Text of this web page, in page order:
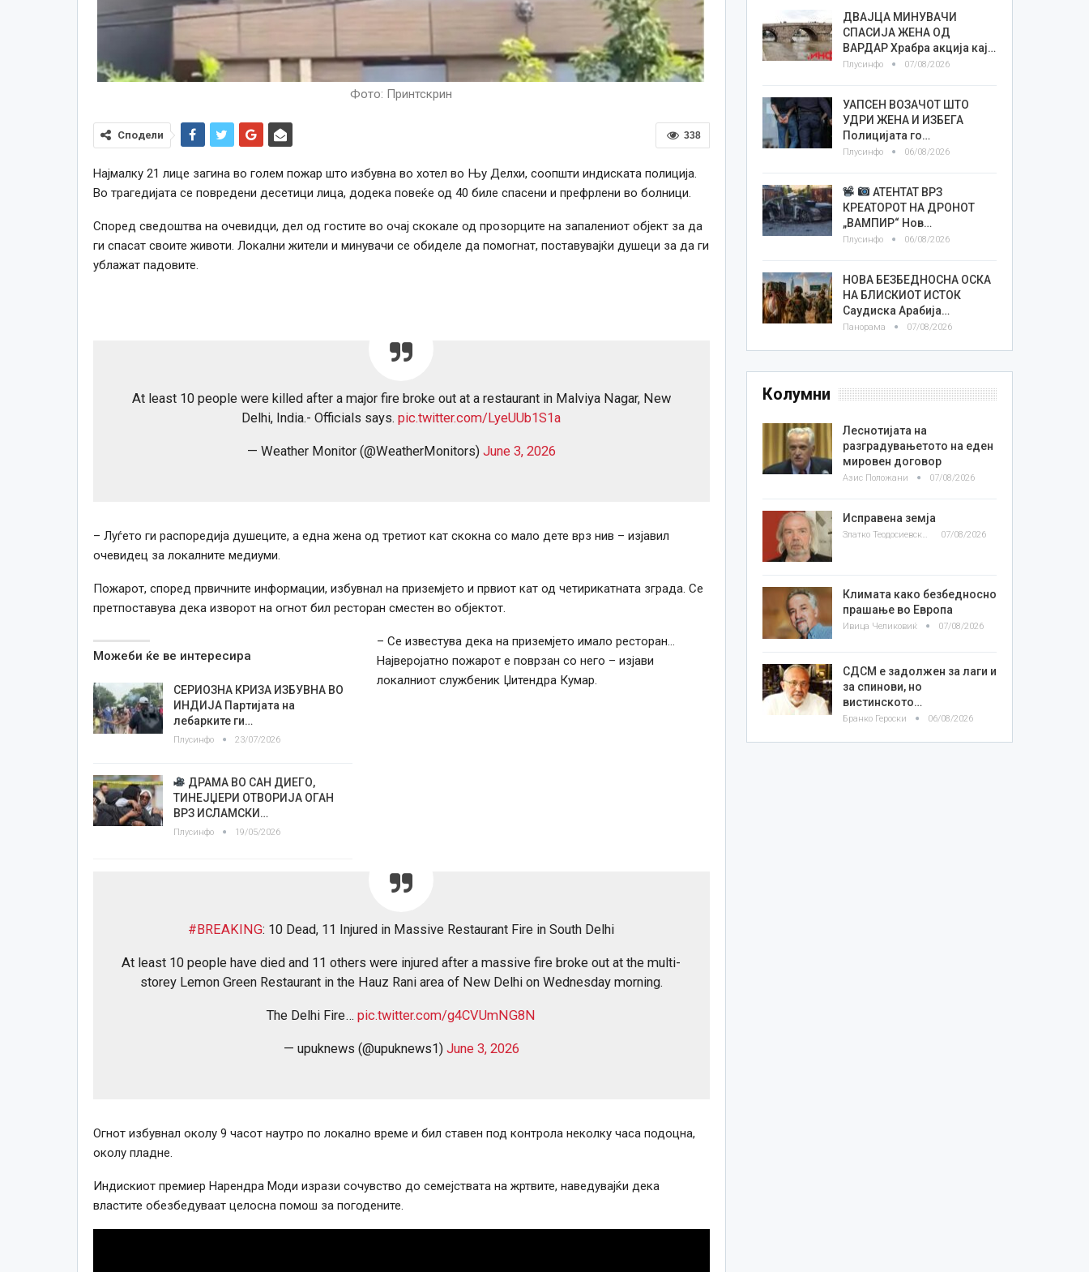
Фото: Принтскрин
338
Сподели
Најмалку 21 лице загина во голем пожар што избувна во хотел во Њу Делхи, соопшти индиската полиција.
Во трагедијата се повредени десетици лица, додека повеќе од 40 биле спасени и префрлени во болници.
Според сведоштва на очевидци, дел од гостите во очај скокале од прозорците на запалениот објект за да
ги спасат своите животи. Локални жители и минувачи се обиделе да помогнат, поставувајќи душеци за да ги
ублажат падовите.
At least 10 people were killed after a major fire broke out at a restaurant in Malviya Nagar, New
Delhi, India.- Officials says. pic.twitter.com/LyeUUb1S1a
— Weather Monitor (@WeatherMonitors) June 3, 2026
– Луѓето ги распоредија душеците, а една жена од третиот кат скокна со мало дете врз нив – изјавил
очевидец за локалните медиуми.
Пожарот, според првичните информации, избувнал на приземјето и првиот кат од четирикатната зграда. Се
претпоставува дека изворот на огнот бил ресторан сместен во објектот.
Можеби ќе ве интересира
СЕРИОЗНА КРИЗА ИЗБУВНА ВО
ИНДИЈА Партијата на
лебарките ги…
Плусинфо 23/07/2026
ДРАМА ВО САН ДИЕГО,
ТИНЕЈЏЕРИ ОТВОРИЈА ОГАН
ВРЗ ИСЛАМСКИ…
Плусинфо 19/05/2026
– Се известува дека на приземјето имало ресторан…
Најверојатно пожарот е поврзан со него – изјави
локалниот службеник Џитендра Кумар.
#BREAKING: 10 Dead, 11 Injured in Massive Restaurant Fire in South Delhi
At least 10 people have died and 11 others were injured after a massive fire broke out at the multi-
storey Lemon Green Restaurant in the Hauz Rani area of New Delhi on Wednesday morning.
The Delhi Fire… pic.twitter.com/g4CVUmNG8N
— upuknews (@upuknews1) June 3, 2026
Огнот избувнал околу 9 часот наутро по локално време и бил ставен под контрола неколку часа подоцна,
околу пладне.
Индискиот премиер Нарендра Моди изрази сочувство до семејствата на жртвите, наведувајќи дека
властите обезбедуваат целосна помош за погодените.
ДВАЈЦА МИНУВАЧИ
СПАСИЈА ЖЕНА ОД
ВАРДАР Храбра акција кај…
Плусинфо 07/08/2026
УАПСЕН ВОЗАЧОТ ШТО
УДРИ ЖЕНА И ИЗБЕГА
Полицијата го…
Плусинфо 06/08/2026
АТЕНТАТ ВРЗ
КРЕАТОРОТ НА ДРОНОТ
„ВАМПИР“ Нов…
Плусинфо 06/08/2026
НОВА БЕЗБЕДНОСНА ОСКА
НА БЛИСКИОТ ИСТОК
Саудиска Арабија…
Панорама 07/08/2026
Колумни
Леснотијата на
разградувањетото на еден
мировен договор
Азис Положани 07/08/2026
Исправена земја
Златко Теодосиевски 07/08/2026
Климата како безбедносно
прашање во Европа
Ивица Челиковиќ 07/08/2026
СДСМ е задолжен за лаги и
за спинови, но
вистинското…
Бранко Героски 06/08/2026